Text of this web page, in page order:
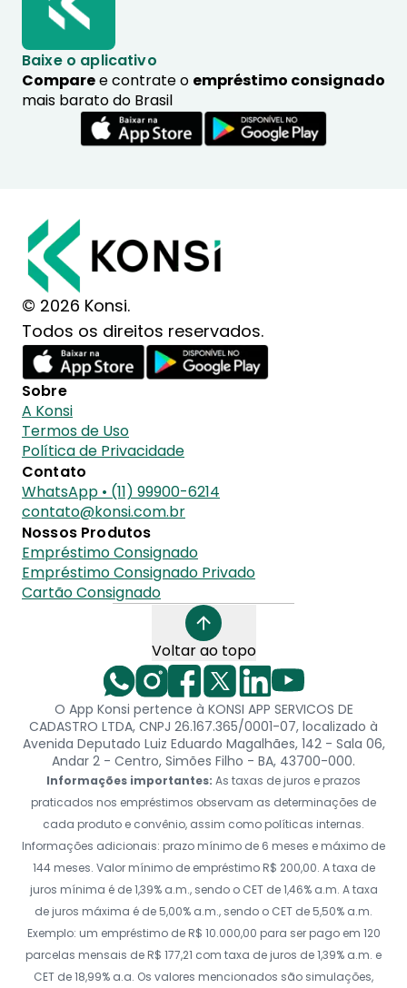
Baixe o aplicativo
Comparee contrate o empréstimo consignado
mais barato do Brasil
© 2026 Konsi.
Todos os direitos reservados.
Sobre
A Konsi
Termos de Uso
Política de Privacidade
Contato
WhatsApp • (11) 99900-6214
contato@konsi.com.br
Nossos Produtos
Empréstimo Consignado
Empréstimo Consignado Privado
Cartão Consignado
Voltar ao topo
O App Konsi pertence à KONSI APP SERVICOS DE
CADASTRO LTDA, CNPJ 26.167.365/0001-07, localizado à
Avenida Deputado Luiz Eduardo Magalhães, 142 - Sala 06,
Andar 2 - Centro, Simões Filho - BA, 43700-000.
Informações importantes: As taxas de juros e prazos
praticados nos empréstimos observam as determinações de
cada produto e convênio, assim como políticas internas.
Informações adicionais: prazo mínimo de 6 meses e máximo de
144 meses. Valor mínimo de empréstimo R$ 200,00. A taxa de
juros mínima é de 1,39% a.m., sendo o CET de 1,46% a.m. A taxa
de juros máxima é de 5,00% a.m., sendo o CET de 5,50% a.m.
Exemplo: um empréstimo de R$ 10.000,00 para ser pago em 120
parcelas mensais de R$ 177,21 com taxa de juros de 1,39% a.m. e
CET de 18,99% a.a. Os valores mencionados são simulações,